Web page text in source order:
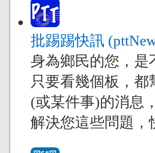
批踢踢快訊
身為鄉民的您，是
只要看幾個板，
(或某件事)的消息
解決您這些問題，